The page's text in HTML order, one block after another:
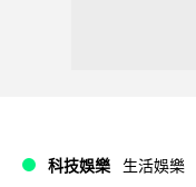
科技娛樂 生活娛樂